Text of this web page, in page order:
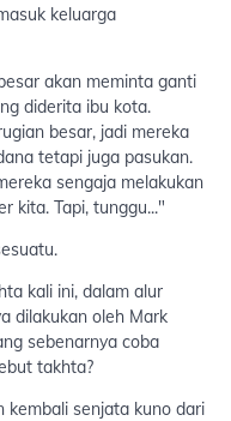
keluarga
akan meminta ganti
diderita ibu kota.
besar, jadi mereka
tetapi juga pasukan.
sengaja melakukan
kita. Tapi, tunggu..."
kali ini, dalam alur
dilakukan oleh Mark
sebenarnya coba
takhta?
kembali senjata kuno dari